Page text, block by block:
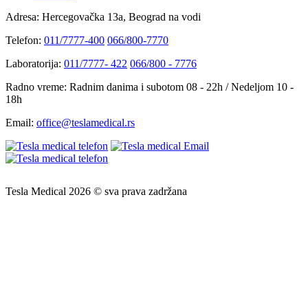
Adresa: Hercegovačka 13a, Beograd na vodi
Telefon: 011/7777-400 066/800-7770
Laboratorija: 011/7777- 422 066/800 - 7776
Radno vreme: Radnim danima i subotom 08 - 22h / Nedeljom 10 -
18h
Email: office@teslamedical.rs
Tesla Medical 2026 © sva prava zadržana